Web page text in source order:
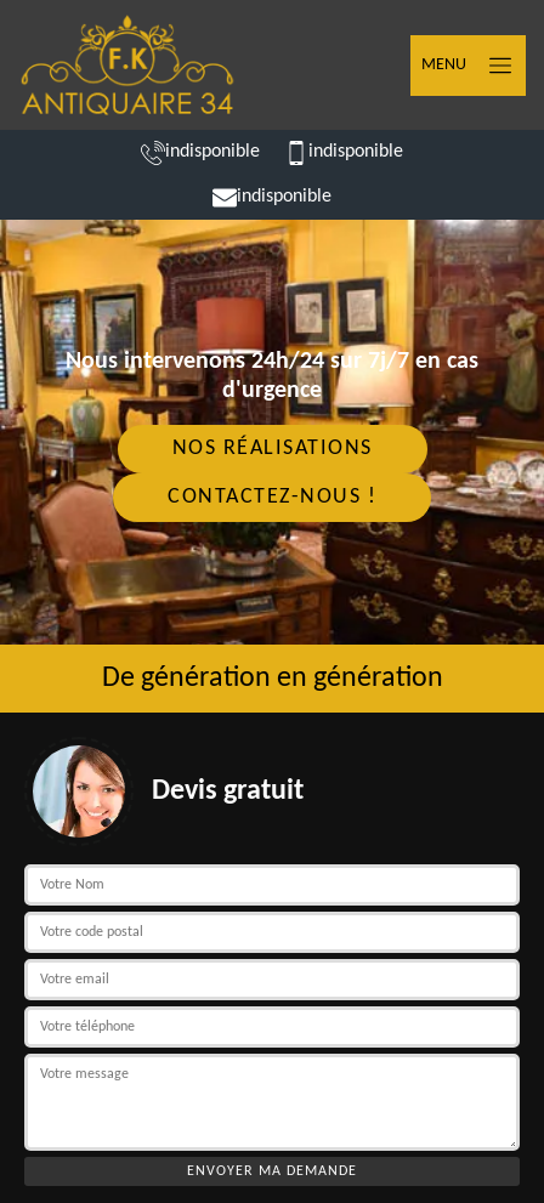
MENU
indisponible indisponible
indisponible
Nous intervenons 24h/24 sur 7j/7 en cas
d'urgence
NOS RÉALISATIONS
CONTACTEZ-NOUS !
De génération en génération
Devis gratuit